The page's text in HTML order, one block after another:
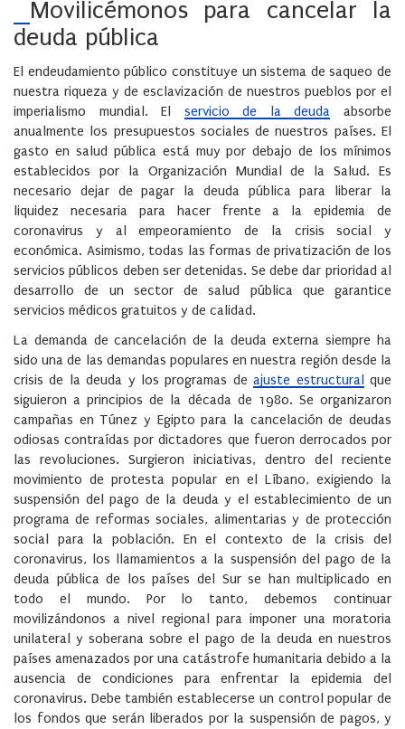
Movilicémonos para cancelar la
deuda pública
El endeudamiento público constituye un sistema de saqueo de
nuestra riqueza y de esclavización de nuestros pueblos por el
imperialismo mundial. El servicio de la deuda absorbe
anualmente los presupuestos sociales de nuestros países. El
gasto en salud pública está muy por debajo de los mínimos
establecidos por la Organización Mundial de la Salud. Es
necesario dejar de pagar la deuda pública para liberar la
liquidez necesaria para hacer frente a la epidemia de
coronavirus y al empeoramiento de la crisis social y
económica. Asimismo, todas las formas de privatización de los
servicios públicos deben ser detenidas. Se debe dar prioridad al
desarrollo de un sector de salud pública que garantice
servicios médicos gratuitos y de calidad.
La demanda de cancelación de la deuda externa siempre ha
sido una de las demandas populares en nuestra región desde la
crisis de la deuda y los programas deajuste estructuralque
siguieron a principios de la década de 1980. Se organizaron
campañas en Túnez y Egipto para la cancelación de deudas
odiosas contraídas por dictadores que fueron derrocados por
las revoluciones. Surgieron iniciativas, dentro del reciente
movimiento de protesta popular en el Líbano, exigiendo la
suspensión del pago de la deuda y el establecimiento de un
programa de reformas sociales, alimentarias y de protección
social para la población. En el contexto de la crisis del
coronavirus, los llamamientos a la suspensión del pago de la
deuda pública de los países del Sur se han multiplicado en
todo el mundo. Por lo tanto, debemos continuar
movilizándonos a nivel regional para imponer una moratoria
unilateral y soberana sobre el pago de la deuda en nuestros
países amenazados por una catástrofe humanitaria debido a la
ausencia de condiciones para enfrentar la epidemia del
coronavirus. Debe también establecerse un control popular de
los fondos que serán liberados por la suspensión de pagos, y